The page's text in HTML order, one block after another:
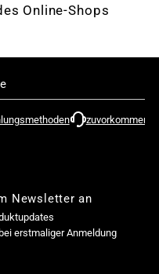
Online-Shops
Newsletter an
erstmaliger Anmeldung